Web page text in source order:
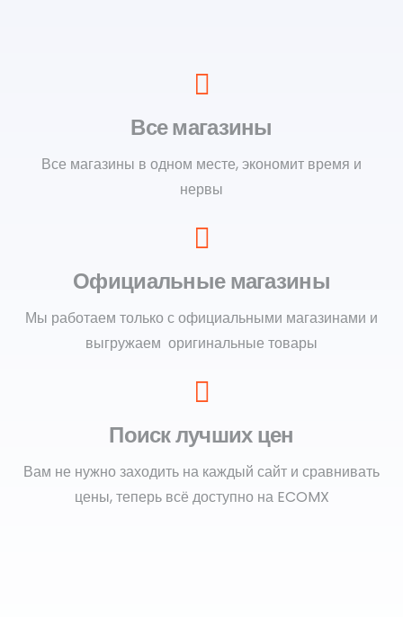
Все магазины
Все магазины в одном месте, экономит время и
нервы
Официальные магазины
Мы работаем только с официальными магазинами и
выгружаем оригинальные товары
Поиск лучших цен
Вам не нужно заходить на каждый сайт и сравнивать
цены, теперь всё доступно на ECOMX